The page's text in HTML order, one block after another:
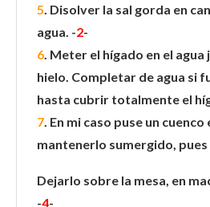
5 . Disolver la sal gorda en
agua. -2-
6 . Meter el hígado en el
hielo. Completar de agua si
hasta cubrir totalmente el
7 . En mi caso puse un
mantenerlo sumergido,
Dejarlo sobre la mesa, en
-4-